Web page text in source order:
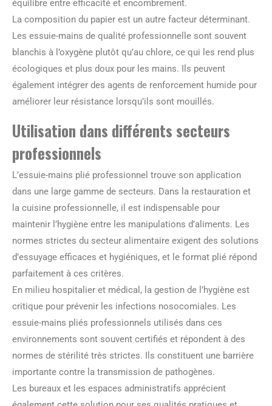
équilibre entre efficacité et encombrement.
La composition du papier est un autre facteur déterminant.
Les essuie-mains de qualité professionnelle sont souvent
blanchis à l’oxygène plutôt qu’au chlore, ce qui les rend plus
écologiques et plus doux pour les mains. Ils peuvent
également intégrer des agents de renforcement humide pour
améliorer leur résistance lorsqu’ils sont mouillés.
Utilisation dans différents secteurs
professionnels
L’essuie-mains plié professionnel trouve son application
dans une large gamme de secteurs. Dans la restauration et
la cuisine professionnelle, il est indispensable pour
maintenir l’hygiène entre les manipulations d’aliments. Les
normes strictes du secteur alimentaire exigent des solutions
d’essuyage efficaces et hygiéniques, et le format plié répond
parfaitement à ces critères.
En milieu hospitalier et médical, la gestion de l’hygiène est
critique pour prévenir les infections nosocomiales. Les
essuie-mains pliés professionnels utilisés dans ces
environnements sont souvent certifiés et répondent à des
normes de stérilité très strictes. Ils constituent une barrière
importante contre la transmission de pathogènes.
Les bureaux et les espaces administratifs apprécient